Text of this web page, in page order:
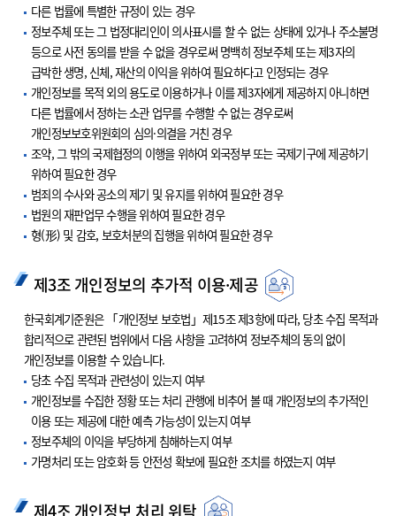
다른 법률에 특별한 규정이 있는 경우
정보주체 또는 그 법정대리인이 의사표시를 할 수 없는 상태에 있거나 주소불명
등으로 사전 동의를 받을 수 없을 경우로써 명백히 정보주체 또는 제3자의
급박한 생명, 신체, 재산의 이익을 위하여 필요하다고 인정되는 경우
개인정보를 목적 외의 용도로 이용하거나 이를 제3자에게 제공하지 아니하면
다른 법률에서 정하는 소관 업무를 수행할 수 없는 경우로써
개인정보보호위원회의 심의·의결을 거친 경우
조약, 그 밖의 국제협정의 이행을 위하여 외국정부 또는 국제기구에 제공하기
위하여 필요한 경우
범죄의 수사와 공소의 제기 및 유지를 위하여 필요한 경우
법원의 재판업무 수행을 위하여 필요한 경우
형(形) 및 감호, 보호처분의 집행을 위하여 필요한 경우
제3조 개인정보의 추가적 이용·제공
한국회계기준원은 「개인정보 보호법」제15조 제3항에 따라, 당초 수집 목적과
합리적으로 관련된 범위에서 다음 사항을 고려하여 정보주체의 동의 없이
개인정보를 이용할 수 있습니다.
당초 수집 목적과 관련성이 있는지 여부
개인정보를 수집한 정황 또는 처리 관행에 비추어 볼 때 개인정보의 추가적인
이용 또는 제공에 대한 예측 가능성이 있는지 여부
정보주체의 이익을 부당하게 침해하는지 여부
가명처리 또는 암호화 등 안전성 확보에 필요한 조치를 하였는지 여부